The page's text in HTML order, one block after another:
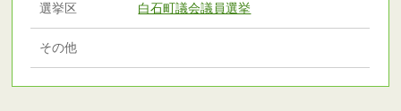
選挙区 白石町議会議員選挙
その他